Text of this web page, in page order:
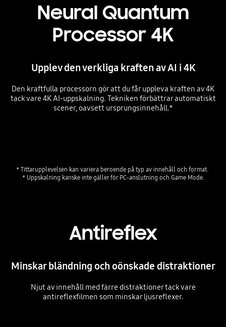
Neural Quantum
Processor 4K
Upplev den verkliga kraften av AI i 4K
Den kraftfulla processorn gör att du får uppleva kraften av 4K
tack vare 4K AI-uppskalning. Tekniken förbättrar automatiskt
scener, oavsett ursprungsinnehåll.*
* Tittarupplevelsen kan variera beroende på typ av innehåll och format.
Antireflex
Minskar bländning och oönskade distraktioner
Njut av innehåll med färre distraktioner tack vare
antireflexfilmen som minskar ljusreflexer.